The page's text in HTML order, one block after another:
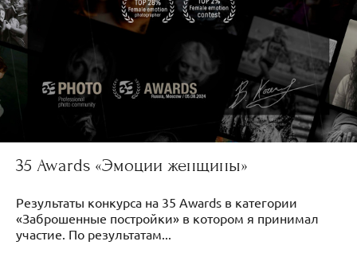
35 Awards «Эмоции женщины»
Результаты конкурса на 35 Awards в категории
«Заброшенные постройки» в котором я принимал
участие. По результатам...